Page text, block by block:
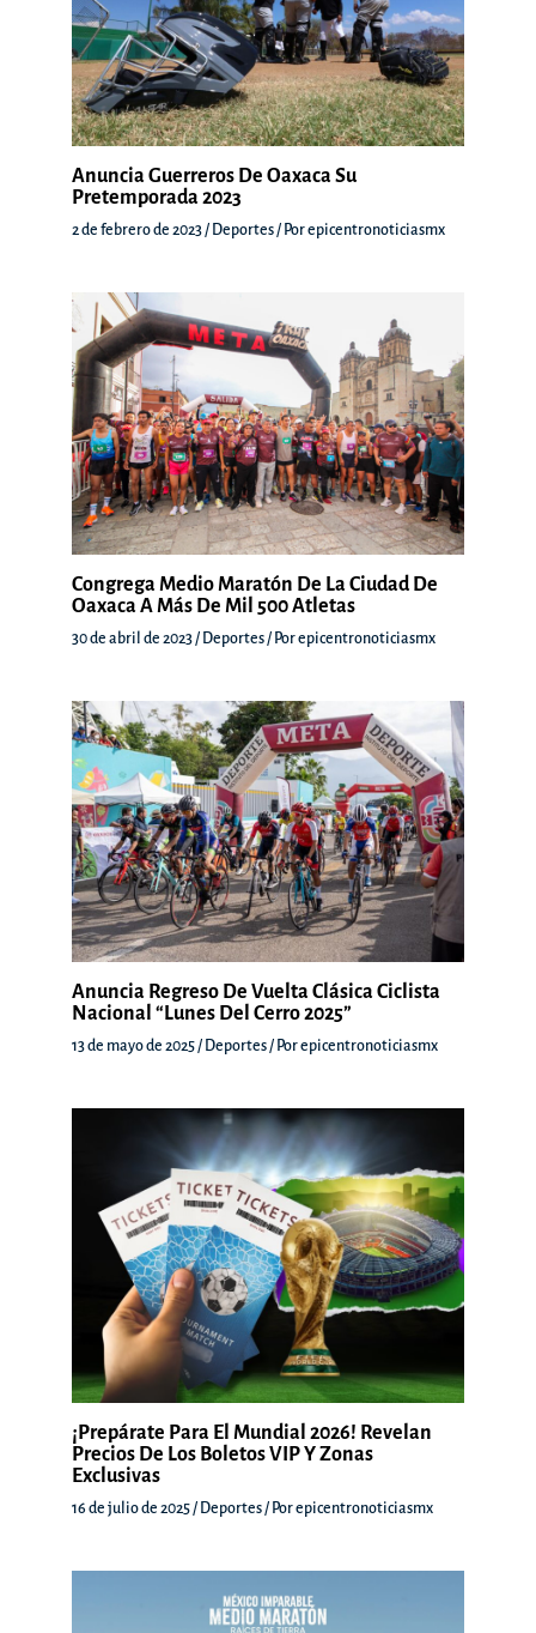
Anuncia Guerreros De Oaxaca Su
Pretemporada 2023
2 de febrero de 2023/ Deportes/ Porepicentronoticiasmx
Congrega Medio Maratón De La Ciudad De
Oaxaca A Más De Mil 500 Atletas
30 de abril de 2023 / Deportes / Porepicentronoticiasmx
Anuncia Regreso De Vuelta Clásica Ciclista
Nacional “Lunes Del Cerro 2025”
13 de mayo de 2025/ Deportes/ Porepicentronoticiasmx
¡Prepárate Para El Mundial 2026! Revelan
Precios De Los Boletos VIP Y Zonas
Exclusivas
16 de julio de 2025/ Deportes/ Porepicentronoticiasmx